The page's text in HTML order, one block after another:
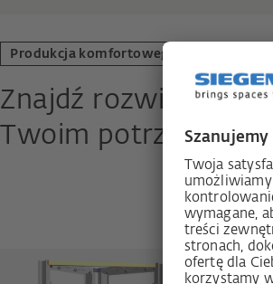
Produkcja komfortowego wnętrza
Znajdź rozwiązania,
Twoim potrzebom